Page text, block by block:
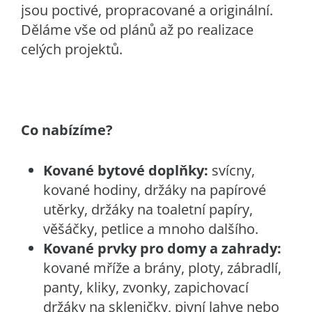
jsou poctivé, propracované a originální.
Děláme vše od plánů až po realizace
celých projektů.
Co nabízíme?
Kované bytové doplňky: svícny,
kované hodiny, držáky na papírové
utěrky, držáky na toaletní papíry,
věšáčky, petlice a mnoho dalšího.
Kované prvky pro domy a zahrady:
kované mříže a brány, ploty, zábradlí,
panty, kliky, zvonky, zapichovací
držáky na skleničky, pivní lahve nebo